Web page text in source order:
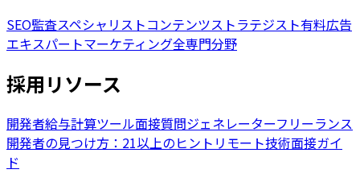
SEO監査スペシャリストコンテンツストラテジスト有料広告
エキスパートマーケティング全専門分野
採用リソース
開発者給与計算ツール面接質問ジェネレーターフリーランス
開発者の見つけ方：21以上のヒント リモート技術面接ガイ
ド